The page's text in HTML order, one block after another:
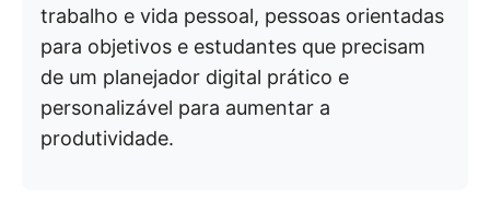
trabalho e vida pessoal, pessoas orientadas
para objetivos e estudantes que precisam
de um planejador digital prático e
personalizável para aumentar a
produtividade.